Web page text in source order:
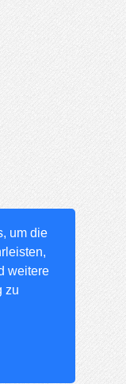
um die
weitere
zu